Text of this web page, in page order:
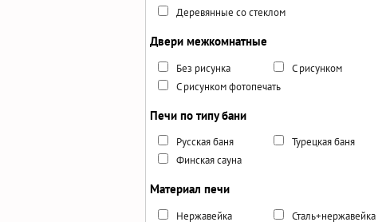
Деревянные со стеклом
Двери межкомнатные
Без рисунка
С рисунком
С рисунком фотопечать
Печи по типу бани
Русская баня
Турецкая баня
Финская сауна
Материал печи
Нержавейка Сталь+нержавейка